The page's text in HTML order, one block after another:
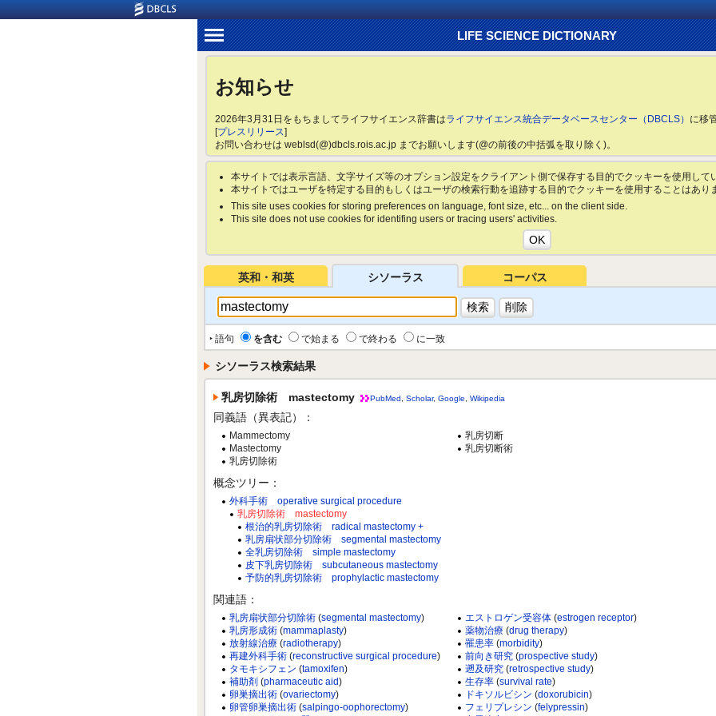
LIFE SCIENCE DICTIONARY
お知らせ
2026年3月31日をもちましてライフサイエンス辞書はライフサイエンス統合データベースセンター（DBCLS） に移
[プレスリリース]
お問い合わせは weblsd(@)dbcls.rois.ac.jp までお願いします(@の前後の中括弧を取り除く)。
本サイトでは表示言語、文字サイズ等のオプション設定をクライアント側で保存する目的でクッキーを使用して
本サイトではユーザを特定する目的もしくはユーザの検索行動を追跡する目的でクッキーを使用することはあり
This site uses cookies for storing preferences on language, font size, etc... on the client side.
This site does not use cookies for identifing users or tracing users' activities.
英和・和英 シソーラス コーパス
‣ 語句 を含む で始まる で終わる
に一致
シソーラス検索結果
乳房切除術 mastectomy PubMed Scholar, Google Wikipedia
同義語（異表記）：
Mammectomy
Mastectomy
乳房切除術
乳房切断
乳房切断術
概念ツリー：
外科手術 operative surgical procedure
乳房切除術 mastectomy
根治的乳房切除術 radical mastectomy +
乳房扇状部分切除術 segmental mastectomy
全乳房切除術 simple mastectomy
皮下乳房切除術 subcutaneous mastectomy
予防的乳房切除術 prophylactic mastectomy
関連語：
乳房扇状部分切除術 (segmental mastectomy)
乳房形成術 (mammaplasty)
放射線治療 (radiotherapy)
再建外科手術 (reconstructive surgical procedure)
タモキシフェン (tamoxifen)
補助剤 (pharmaceutic aid)
卵巣摘出術 (ovariectomy)
卵管卵巣摘出術 (salpingo-oophorectomy)
エストロゲン受容体 (estrogen receptor)
薬物治療 (drug therapy)
罹患率 (morbidity)
前向き研究 (prospective study)
遡及研究 (retrospective study)
生存率 (survival rate)
ドキソルビシン (doxorubicin)
フェリプレシン (felypressin)